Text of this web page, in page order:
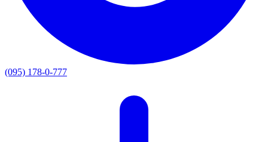
(095) 178-0-777